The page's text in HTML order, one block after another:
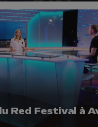
Red Festival à